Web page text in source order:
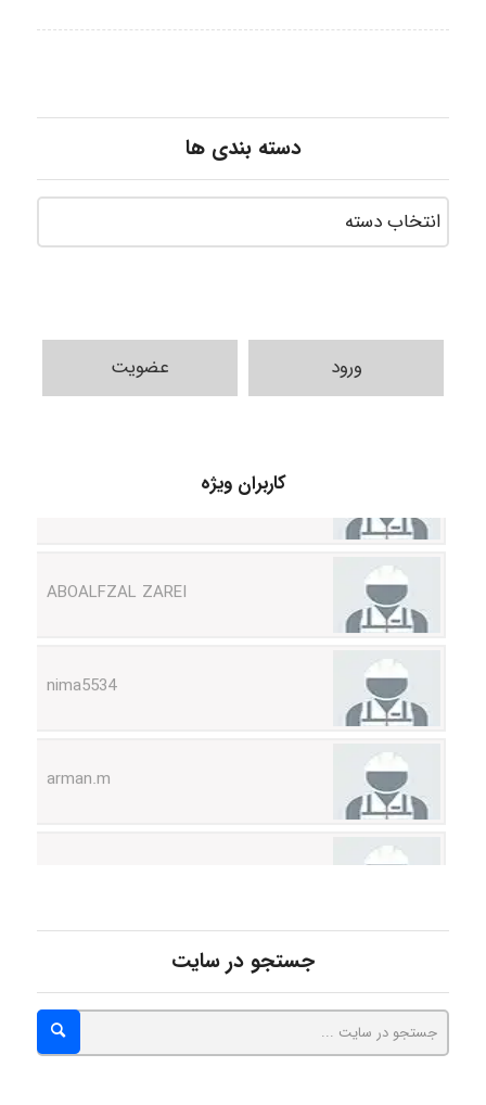
دسته بندی ها
ورود عضویت
کاربران ویژه
shbnm72
Minoo1375
جستجو در سایت